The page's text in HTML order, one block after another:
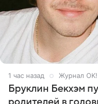
1 час назад Журнал OK!
Бруклин Бекхэм